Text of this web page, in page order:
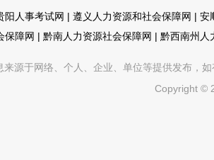
阳人事考试网 | 遵义人力资源和社会保障网 | 安
保障网 | 黔南人力资源社会保障网 | 黔西南州人
来源于网络、个人、企业、单位等提供发布，
Copyright ©